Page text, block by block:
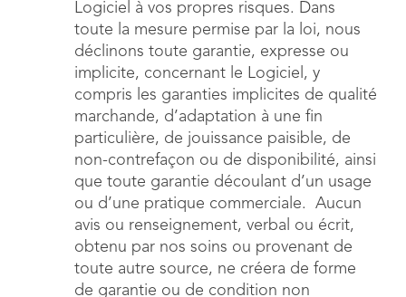
Logiciel à vos propres risques. Dans
toute la mesure permise par la loi, nous
déclinons toute garantie, expresse ou
implicite, concernant le Logiciel, y
compris les garanties implicites de qualité
marchande, d’adaptation à une fin
particulière, de jouissance paisible, de
non-contrefaçon ou de disponibilité, ainsi
que toute garantie découlant d’un usage
ou d’une pratique commerciale. Aucun
avis ou renseignement, verbal ou écrit,
obtenu par nos soins ou provenant de
toute autre source, ne créera de forme
de garantie ou de condition non